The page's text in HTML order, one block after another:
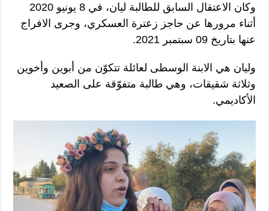
وكان الاعتقال السابق للطالبة ليان، في 8 يونيو 2020
أثناء مرورها عن حاجز زعترة العسكري، وجرى الافراج
عنها بتاريخ 09 سبتمبر 2021.
وليان هي الابنة الوسطى لعائلة تتكوّن من أبوين وأخوين
وثلاثة شقيقات، وهي طالبة متفوّقة على الصعيد
الأكاديمي.